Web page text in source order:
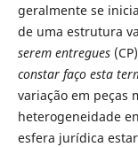
geralmente se
de uma estrutura
serem entregues
constar faço esta
variação em peças
heterogeneidade
esfera jurídica